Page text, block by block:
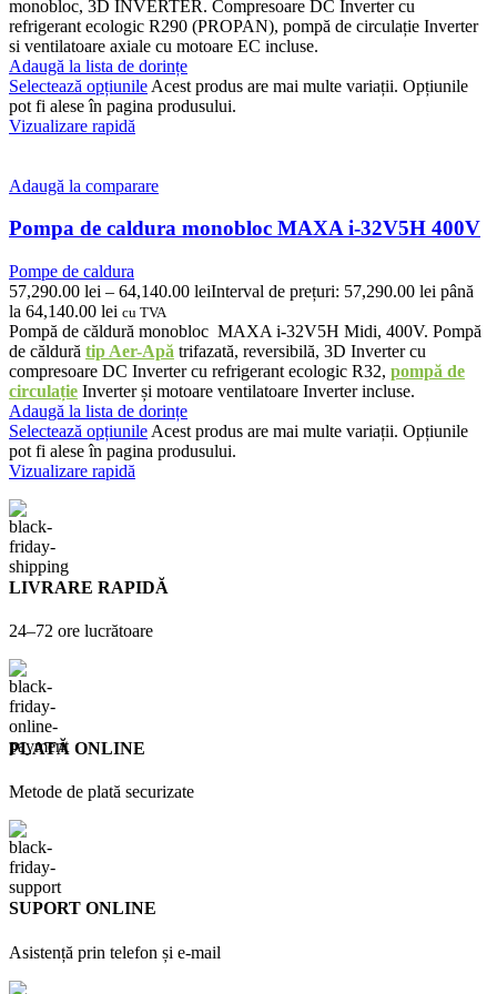
monobloc, 3D INVERTER. Compresoare DC Inverter cu
refrigerant ecologic R290 (PROPAN), pompă de circulație Inverter
si ventilatoare axiale cu motoare EC incluse.
Adaugă la lista de dorințe
Selectează opțiunile Acest produs are mai multe variații. Opțiunile
pot fi alese în pagina produsului.
Vizualizare rapidă
Adaugă la comparare
Pompa de caldura monobloc MAXA i-32V5H 400V
Pompe de caldura
57,290.00 lei – 64,140.00 leiInterval de prețuri: 57,290.00 lei până
la 64,140.00 lei cu TVA
Pompă de căldură monobloc MAXA i-32V5H Midi, 400V. Pompă
de căldură tip Aer-Apă trifazată, reversibilă, 3D Inverter cu
compresoare DC Inverter cu refrigerant ecologic R32, pompă de
circulație Inverter și motoare ventilatoare Inverter incluse.
Adaugă la lista de dorințe
Selectează opțiunile Acest produs are mai multe variații. Opțiunile
pot fi alese în pagina produsului.
Vizualizare rapidă
LIVRARE RAPIDĂ
24–72 ore lucrătoare
PLATĂ ONLINE
Metode de plată securizate
SUPORT ONLINE
Asistență prin telefon și e-mail